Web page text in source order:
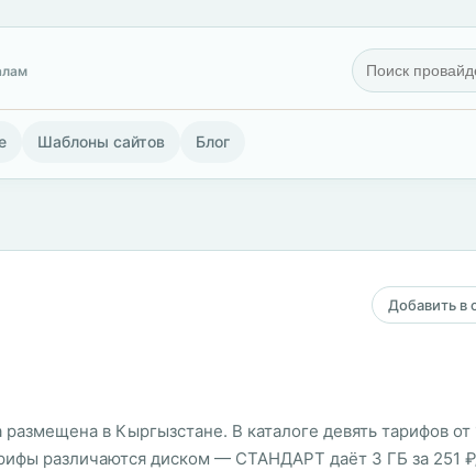
Шаблоны сайтов Блог
Добавить в
в Кыргызстане. В каталоге девять тарифов
различаются диском — СТАНДАРТ даёт 3 ГБ за